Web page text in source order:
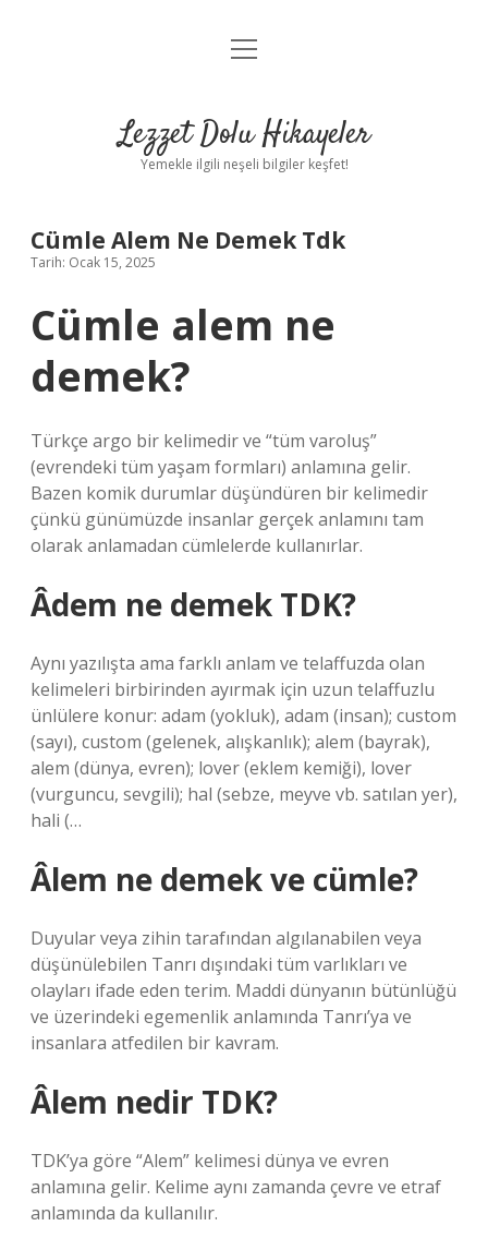
Anasayfa
Yasal Uyarı
menüyü
Lezzet Dolu Hikayeler
Yemekle ilgili neşeli bilgiler keşfet!
Cümle Alem Ne Demek Tdk
Tarih: Ocak 15, 2025
Cümle alem ne
demek?
Türkçe argo bir kelimedir ve “tüm varoluş”
(evrendeki tüm yaşam formları) anlamına gelir.
Bazen komik durumlar düşündüren bir kelimedir
çünkü günümüzde insanlar gerçek anlamını tam
olarak anlamadan cümlelerde kullanırlar.
Âdem ne demek TDK?
Aynı yazılışta ama farklı anlam ve telaffuzda olan
kelimeleri birbirinden ayırmak için uzun telaffuzlu
ünlülere konur: adam (yokluk), adam (insan); custom
(sayı), custom (gelenek, alışkanlık); alem (bayrak),
alem (dünya, evren); lover (eklem kemiği), lover
(vurguncu, sevgili); hal (sebze, meyve vb. satılan yer),
hali (…
Âlem ne demek ve cümle?
Duyular veya zihin tarafından algılanabilen veya
düşünülebilen Tanrı dışındaki tüm varlıkları ve
olayları ifade eden terim. Maddi dünyanın bütünlüğü
ve üzerindeki egemenlik anlamında Tanrı’ya ve
insanlara atfedilen bir kavram.
Âlem nedir TDK?
TDK’ya göre “Alem” kelimesi dünya ve evren
anlamına gelir. Kelime aynı zamanda çevre ve etraf
anlamında da kullanılır.